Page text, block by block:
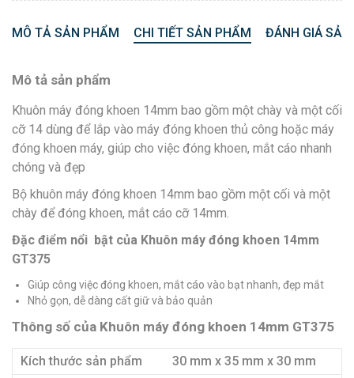
MÔ TẢ SẢN PHẨM CHI TIẾT SẢN PHẨM ĐÁNH GIÁ
Mô tả sản phẩm
Khuôn máy đóng khoen 14mm bao gồm một chày và một cối
cỡ 14 dùng để lắp vào máy đóng khoen thủ công hoặc máy
đóng khoen máy, giúp cho việc đóng khoen, mắt cáo nhanh
chóng và đẹp
Bộ khuôn máy đóng khoen 14mm bao gồm một cối và một
chày để đóng khoen, mắt cáo cỡ 14mm.
Đặc điểm nổi bật của Khuôn máy đóng khoen 14mm
GT375
Giúp công việc đóng khoen, mắt cáo vào bạt nhanh, đẹp mắt
Nhỏ gọn, dễ dàng cất giữ và bảo quản
Thông số của Khuôn máy đóng khoen 14mm GT375
Kích thước sản phẩm
30 mm x 35 mm x 30 mm